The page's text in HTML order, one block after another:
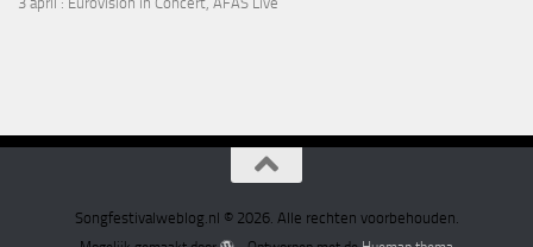
Songfestivalweblog.nl © 2026. Alle rechten voorbehouden.